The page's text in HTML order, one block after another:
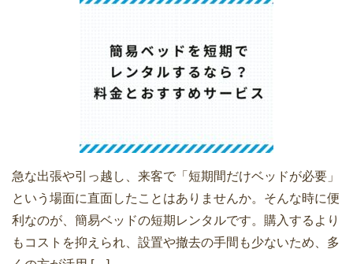
急な出張や引っ越し、来客で「短期間だけベッドが必要」
という場面に直面したことはありませんか。そんな時に便
利なのが、簡易ベッドの短期レンタルです。購入するより
もコストを抑えられ、設置や撤去の手間も少ないため、多